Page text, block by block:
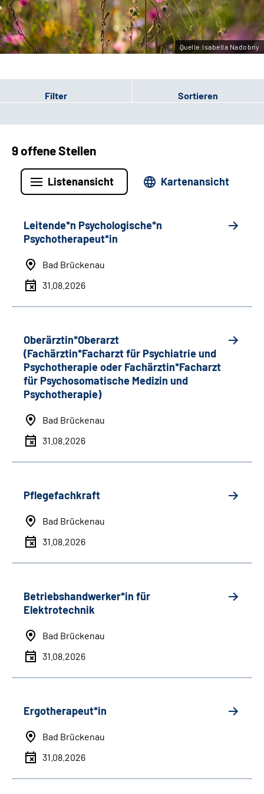
Leichte Sprache
Gebärdensprache
Quelle:Isabella Nadobny
Filter Sortieren
9 offene Stellen
Listenansicht Kartenansicht
Leitende*n Psychologische*n
Psychotherapeut*in
Bad Brückenau
31.08.2026
Oberärztin*Oberarzt
(Fachärztin*Facharzt für Psychiatrie und
Psychotherapie oder Fachärztin*Facharzt
für Psychosomatische Medizin und
Psychotherapie)
Bad Brückenau
31.08.2026
Pflegefachkraft
Bad Brückenau
31.08.2026
Betriebshandwerker*in für
Elektrotechnik
Bad Brückenau
31.08.2026
Ergotherapeut*in
Bad Brückenau
31.08.2026